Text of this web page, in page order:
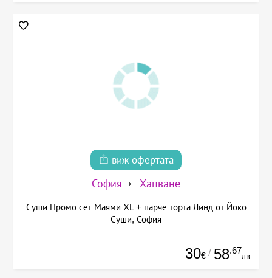
виж офертата
София Хапване
Суши Промо сет Маями XL + парче торта Линд от Йоко
Суши, София
30€ / 58.67
лв.